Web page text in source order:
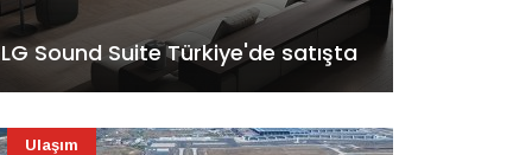
LG Sound Suite Türkiye'de satışta
Ulaşım